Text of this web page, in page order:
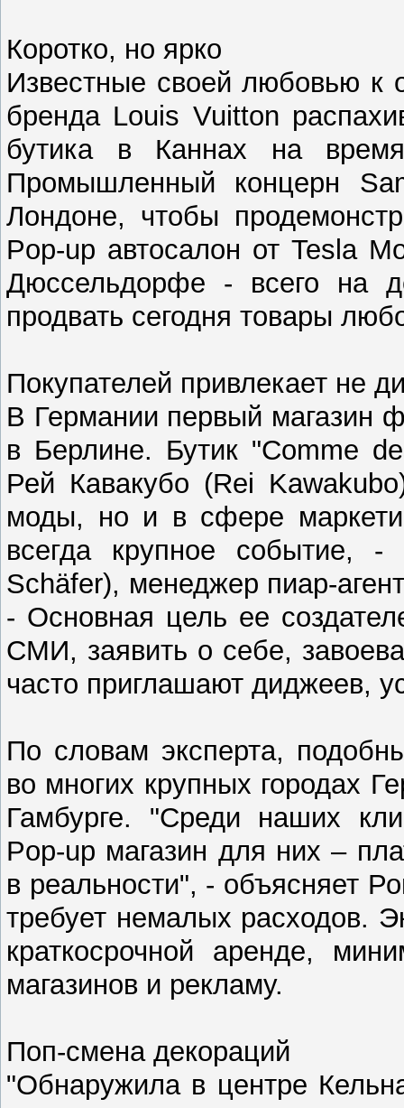
Коротко, но ярко
Известные своей любовью к
бренда Louis Vuitton
бутика в Каннах на время
Промышленный концерн
Лондоне, чтобы
Pop-up автосалон от Tesla
Дюссельдорфе - всего на
продвать сегодня товары
Покупателей привлекает не
В Германии первый магазин
в Берлине. Бутик "Comme
Рей Кавакубо (Rei
моды, но и в сфере
всегда крупное событие,
Schäfer), менеджер пиар-
- Основная цель ее
СМИ, заявить о себе,
часто приглашают диджеев,
По словам эксперта,
во многих крупных городах
Гамбурге. "Среди наших
Pop-up магазин для них –
в реальности", - объясняет
требует немалых расходов.
краткосрочной аренде,
магазинов и рекламу.
Поп-смена декораций
"Обнаружила в центре